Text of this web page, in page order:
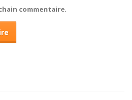
commentaire.